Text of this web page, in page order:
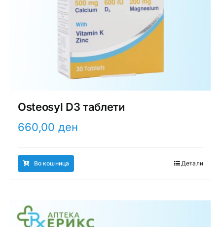
Osteosyl D3 таблети
660,00 ден
Во кошница Детали